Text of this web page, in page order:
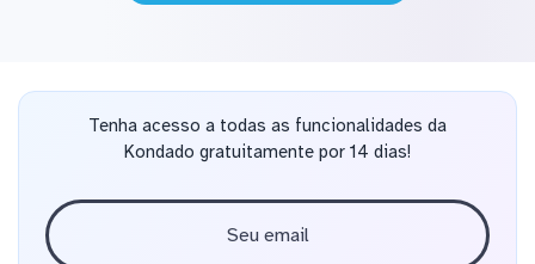
Tenha acesso a todas as funcionalidades da
Kondado gratuitamente por 14 dias!